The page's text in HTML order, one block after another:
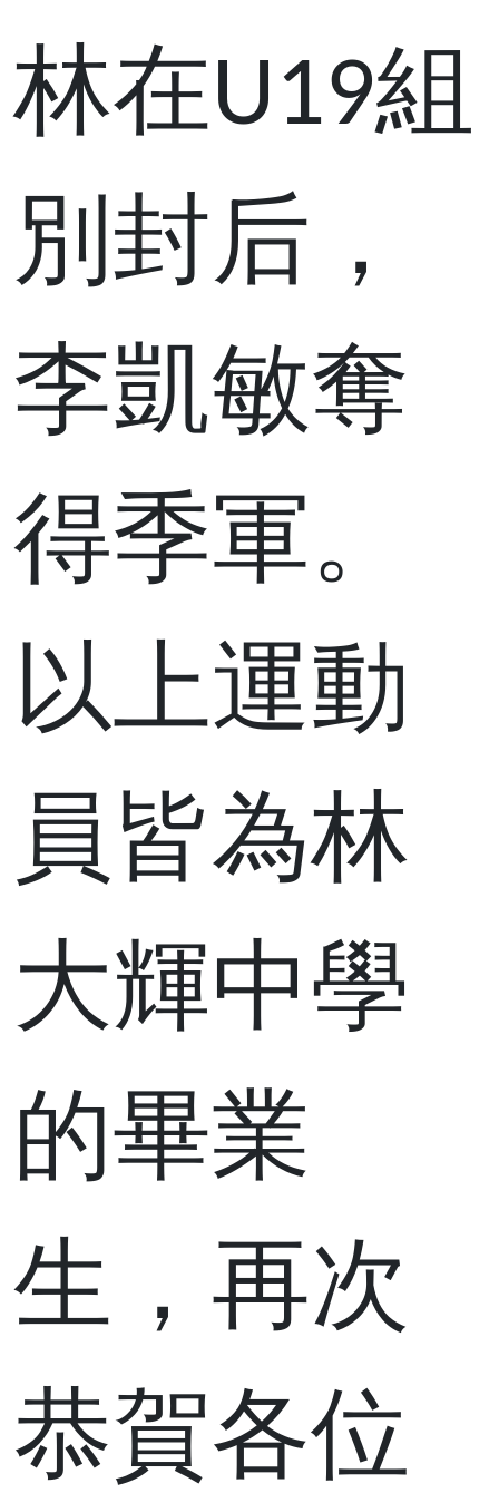
林在U19組
別封后，
李凱敏奪
得季軍。
以上運動
員皆為林
大輝中學
的畢業
生，再次
恭賀各位